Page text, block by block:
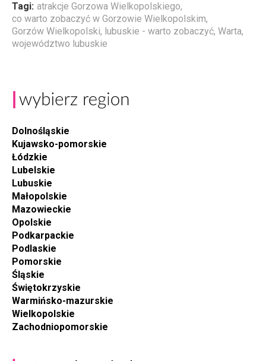
Tagi: atrakcje Gorzowa Wielkopolskiego,
co warto zobaczyć w Gorzowie Wielkopolskim,
Gorzów Wielkopolski, lubuskie - warto zobaczyć, Warta,
województwo lubuskie
Dolnośląskie
Kujawsko-pomorskie
Łódzkie
Lubelskie
Lubuskie
Małopolskie
Mazowieckie
Opolskie
Podkarpackie
Podlaskie
Pomorskie
Śląskie
Świętokrzyskie
Warmińsko-mazurskie
Wielkopolskie
Zachodniopomorskie